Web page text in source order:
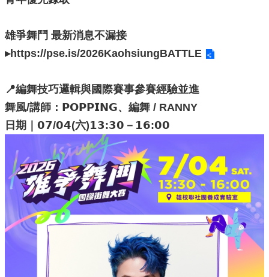
箱
詞
彙
Facebook
Line
隱
權
及
雄爭舞鬥 最新消息不漏接
▸https://pse.is/2026KaohsiungBATTLE
📍編舞技巧邏輯與國際賽事參賽經驗並進
舞風/講師：𝗣𝗢𝗣𝗣𝗜𝗡𝗚、編舞 / RANNY
日期｜𝟬𝟳/𝟬𝟰(六)𝟭𝟯:𝟯𝟬－𝟭𝟲:𝟬𝟬